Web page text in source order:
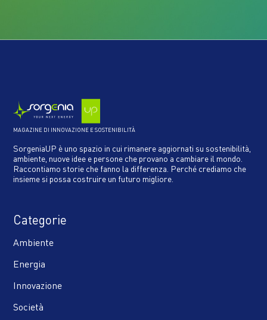
MAGAZINE DI INNOVAZIONE E SOSTENIBILITÀ
SorgeniaUP è uno spazio in cui rimanere aggiornati su sostenibilità,
ambiente, nuove idee e persone che provano a cambiare il mondo.
Raccontiamo storie che fanno la differenza. Perché crediamo che
insieme si possa costruire un futuro migliore.
Categorie
Ambiente
Energia
Innovazione
Società